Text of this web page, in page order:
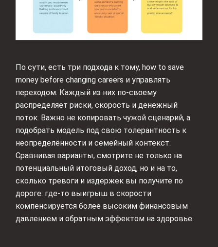
По сути, есть три подхода к тому, how to save
money before changing careers и управлять
переходом. Каждый из них по‑своему
распределяет риски, скорость и денежный
поток. Важно не копировать чужой сценарий, а
подобрать модель под свою толерантность к
неопределённости и семейный контекст.
Сравнивая варианты, смотрите не только на
потенциальный итоговый доход, но и на то,
сколько тревоги и издержек вы получите по
дороге: где‑то выигрыш в скорости
компенсируется более высоким финансовым
давлением и обратным эффектом на здоровье.